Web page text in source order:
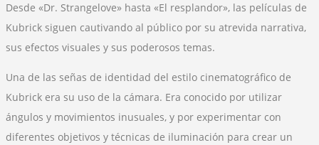
Desde «Dr. Strangelove» hasta «El resplandor», las películas de
Kubrick siguen cautivando al público por su atrevida narrativa,
sus efectos visuales y sus poderosos temas.
Una de las señas de identidad del estilo cinematográfico de
Kubrick era su uso de la cámara. Era conocido por utilizar
ángulos y movimientos inusuales, y por experimentar con
diferentes objetivos y técnicas de iluminación para crear un